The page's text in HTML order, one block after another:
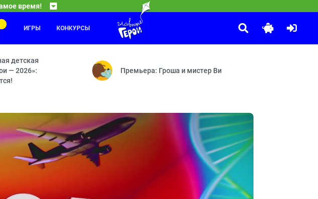
время!
— Печатная машинка — Молниеотвод — Машинист — Викинги — Ветряная мельница —
червь — Я крутой — Мегаудон — Граф объедакула — Бесконечная каша — Сосискамен
Принцесса и дракон
Про принцессу Варвару, оказавшуюся в настоящей сказке.
ИГРЫ КОНКУРСЫ
детская
— 2026»:
Премьера: Гроша и мистер Ви